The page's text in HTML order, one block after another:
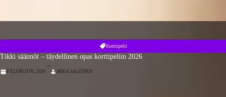
Korttipelit
Tikki säännöt – täydellinen opas korttipeliin 2026
8 ELOKUUN, 2026
–
MIKA SALONEN